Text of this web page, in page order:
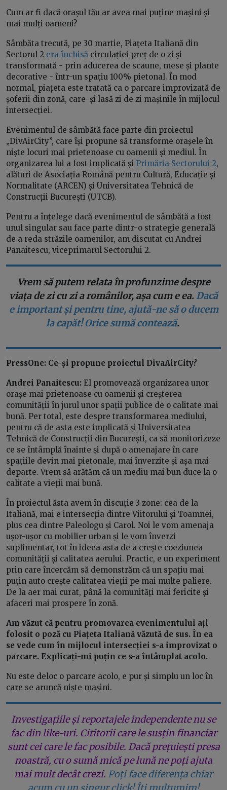
Cum ar fi dacă orașul tău ar avea mai puține mașini și
mai mulți oameni?
Sâmbăta trecută, pe 30 martie, Piațeta Italiană din
Sectorul 2 era închisă circulației preț de o zi și
transformată - prin aducerea de scaune, mese și plante
decorative - într-un spațiu 100% pietonal. În mod
normal, piațeta este tratată ca o parcare improvizată de
șoferii din zonă, care-și lasă zi de zi mașinile în mijlocul
intersecției.
Evenimentul de sâmbătă face parte din proiectul
„DivAirCity”, care își propune să transforme orașele în
niște locuri mai prietenoase cu oamenii și mediul. În
organizarea lui a fost implicată și Primăria Sectorului 2,
alături de Asociația Română pentru Cultură, Educație și
Normalitate (ARCEN) și Universitatea Tehnică de
Construcții București (UTCB).
Pentru a înțelege dacă evenimentul de sâmbătă a fost
unul singular sau face parte dintr-o strategie generală
de a reda străzile oamenilor, am discutat cu Andrei
Panaitescu, viceprimarul Sectorului 2.
Vrem să putem relata în profunzime despre
viața de zi cu zi a românilor, așa cum e ea. Dacă
e important și pentru tine, ajută-ne să o ducem
la capăt! Orice sumă contează.
PressOne: Ce-și propune proiectul DivaAirCity?
Andrei Panaitescu: El promovează organizarea unor
orașe mai prietenoase cu oamenii și creșterea
comunității în jurul unor spații publice de o calitate mai
bună. Per total, este despre transformarea mediului,
pentru că de asta este implicată și Universitatea
Tehnică de Construcții din București, ca să monitorizeze
ce se întâmplă înainte și după o amenajare în care
spațiile devin mai pietonale, mai înverzite și așa mai
departe. Vrem să arătăm că un mediu mai bun duce la o
calitate a vieții mai bună.
În proiectul ăsta avem în discuție 3 zone: cea de la
Italiană, mai e intersecția dintre Viitorului și Toamnei,
plus cea dintre Paleologu și Carol. Noi le vom amenaja
ușor-ușor cu mobilier urban și le vom înverzi
suplimentar, tot în ideea asta de a crește coeziunea
comunității și calitatea aerului. Practic, e un experiment
prin care încercăm să demonstrăm că un spațiu mai
puțin auto crește calitatea vieții pe mai multe paliere.
De la aer mai curat, până la comunități mai fericite și
afaceri mai prospere în zonă.
Am văzut că pentru promovarea evenimentului ați
folosit o poză cu Piațeta Italiană văzută de sus. În ea
se vede cum în mijlocul intersecției s-a improvizat o
parcare. Explicați-mi puțin ce s-a întâmplat acolo.
Nu este deloc o parcare acolo, e pur și simplu un loc în
care se aruncă niște mașini.
Investigațiile și reportajele independente nu se
fac din like-uri. Cititorii care le susțin financiar
sunt cei care le fac posibile. Dacă prețuiești presa
noastră, cu o sumă mică pe lună ne poți ajuta
mai mult decât crezi. Poți face diferența chiar